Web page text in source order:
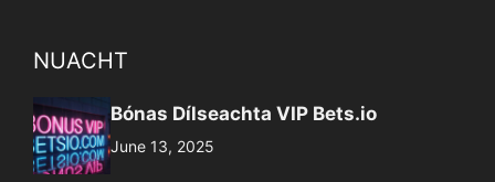
NUACHT
Bónas Dílseachta VIP Bets.io
June 13, 2025